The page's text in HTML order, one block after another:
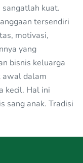
kuat.
tersendiri
motivasi,
yang
bisnis keluarga
awal dalam
kecil. Hal ini
sang anak. Tradisi